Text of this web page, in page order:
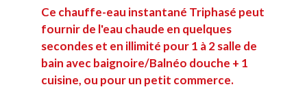
Ce chauffe-eau instantané Triphasé peut
fournir de l'eau chaude en quelques
secondes et en illimité pour 1 à 2 salle de
bain avec baignoire/Balnéo douche + 1
cuisine, ou pour un petit commerce.